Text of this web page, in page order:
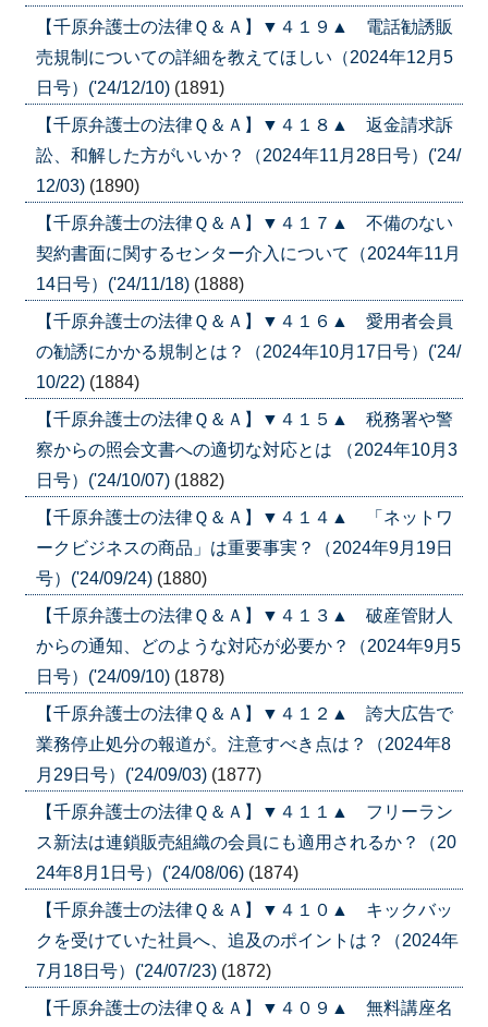
【千原弁護士の法律Ｑ＆Ａ】▼４１９▲ 電話勧誘販
売規制についての詳細を教えてほしい（2024年12月5
日号）('24/12/10) (1891)
【千原弁護士の法律Ｑ＆Ａ】▼４１８▲ 返金請求訴
訟、和解した方がいいか？（2024年11月28日号）('24/
12/03) (1890)
【千原弁護士の法律Ｑ＆Ａ】▼４１７▲ 不備のない
契約書面に関するセンター介入について（2024年11月
14日号）('24/11/18) (1888)
【千原弁護士の法律Ｑ＆Ａ】▼４１６▲ 愛用者会員
の勧誘にかかる規制とは？（2024年10月17日号）('24/
10/22) (1884)
【千原弁護士の法律Ｑ＆Ａ】▼４１５▲ 税務署や警
察からの照会文書への適切な対応とは （2024年10月3
日号）('24/10/07) (1882)
【千原弁護士の法律Ｑ＆Ａ】▼４１４▲ 「ネットワ
ークビジネスの商品」は重要事実？（2024年9月19日
号）('24/09/24) (1880)
【千原弁護士の法律Ｑ＆Ａ】▼４１３▲ 破産管財人
からの通知、どのような対応が必要か？（2024年9月5
日号）('24/09/10) (1878)
【千原弁護士の法律Ｑ＆Ａ】▼４１２▲ 誇大広告で
業務停止処分の報道が。注意すべき点は？（2024年8
月29日号）('24/09/03) (1877)
【千原弁護士の法律Ｑ＆Ａ】▼４１１▲ フリーラン
ス新法は連鎖販売組織の会員にも適用されるか？（20
24年8月1日号）('24/08/06) (1874)
【千原弁護士の法律Ｑ＆Ａ】▼４１０▲ キックバッ
クを受けていた社員へ、追及のポイントは？（2024年
7月18日号）('24/07/23) (1872)
【千原弁護士の法律Ｑ＆Ａ】▼４０９▲ 無料講座名